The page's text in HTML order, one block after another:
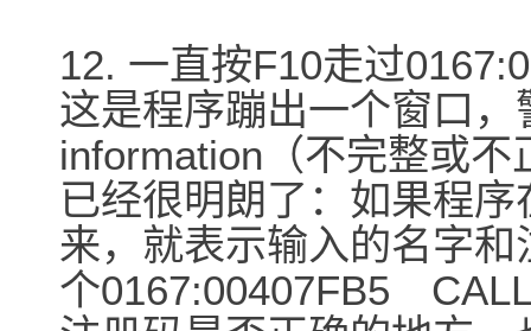
12. 一直按F10走过
这是程序蹦出一个窗口
information（不完整或
已经很明朗了：如果程
来，就表示输入的名字
个0167:00407FB5